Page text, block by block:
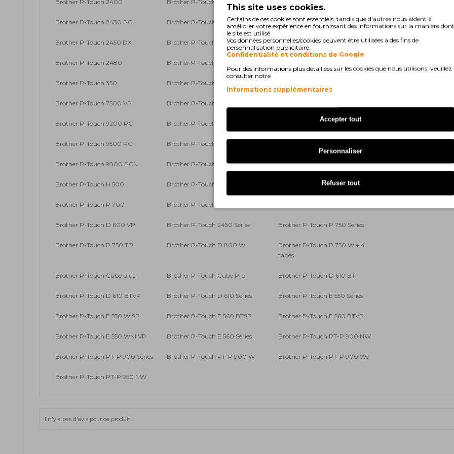
Brother P-Touch 2400 Brother P-Touch 2400 E Brother P-Touch 2420 PC
Brother P-Touch 2430 PC Brother P-Touch 2450 Brother P-Touch 2450 CC
Brother P-Touch 2450 DX Brother P-Touch 2460 Brother P-Touch 2470
Brother P-Touch 2480 Brother P-Touch 2500 PC
Brother P-Touch 350 Brother P-Touch 3600
Brother P-Touch 7500 VP Brother P-Touch 7600 VP
Brother P-Touch 9200 PC Brother P-Touch 9200 Series Brother P-Touch 9400
Brother P-Touch 9500 PC Brother P-Touch 9600
Brother P-Touch 9800 PCN Brother P-Touch E 500 VP Brother P-Touch E 550 W VP
Brother P-Touch H 500 Brother P-Touch H 500 Li Brother P-Touch H 500 Series
Brother P-Touch P 700 Brother P-Touch P 750 W
Brother P-Touch D 600 VP Brother P-Touch 2450 Series Brother P-Touch P 750 Series
Brother P-Touch P 750 TDI Brother P-Touch D 800 W
Brother P-Touch P 750 W + 4
tapes
Brother P-Touch Cube plus Brother P-Touch Cube Pro Brother P-Touch D 610 BT
Brother P-Touch D 610 BTVP Brother P-Touch D 610 Series Brother P-Touch E 550 Series
Brother P-Touch E 550 W SP Brother P-Touch E 560 BTSP Brother P-Touch E 560 BTVP
Brother P-Touch E 550 WNI VP Brother P-Touch E 560 Series Brother P-Touch PT-P 900 NW
Brother P-Touch PT-P 900 Series Brother P-Touch PT-P 900 W Brother P-Touch PT-P 900 Wc
Brother P-Touch PT-P 950 NW
Iln'y a pas d'avis pour ce produit.
This site uses cookies.
Certains de ces cookies sont essentiels, tandis que d'autres nous aident à
améliorer votre expérience en fournissant des informations sur la manière dont
le site est utilisé.
Vos données personnelles/cookies peuvent être utilisées à des fins de
personnalisation publicitaire.
Confidentialité et conditions de Google
Pour des informations plus détaillées sur les cookies que nous utilisons, veuillez
consulter notre
Informations supplémentaires
Accepter tout
Personnaliser
Refuser tout